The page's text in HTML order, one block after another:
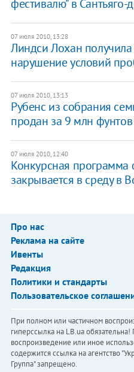
фестивалю" в Сантьяго-
07 июля 2010, 13:28
Линдси Лохан
нарушение условий
07 июля 2010, 13:13
Рубенс из собрания
продан за 9 млн фунтов
07 июля 2010, 12:40
Конкурсная программа
закрывается в среду в
Про нас
Реклама на сайте
Ивенты
Редакция
Политики и стандарты
Пользовательское
При полном или частичном
гиперссылка на LB.ua
воспроизведение или иное
содержится ссылка на агентство
Группа" запрещено.